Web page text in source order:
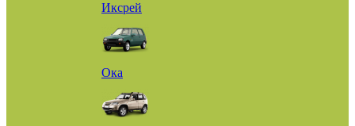
Иксрей
Ока